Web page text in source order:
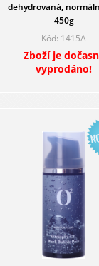
dehydrovaná,
450g
Kód: 1415A
Zboží je
vyprodáno!